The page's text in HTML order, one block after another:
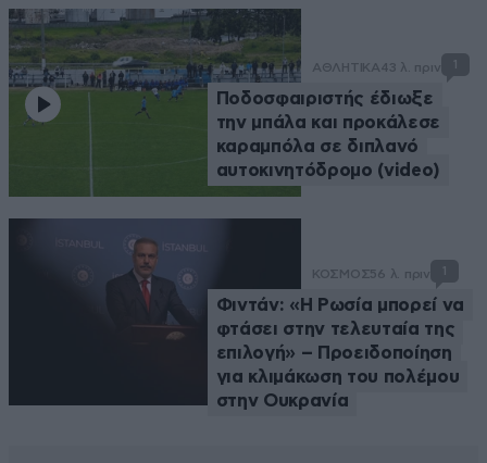
ΑΘΛΗΤΙΚΑ43 λ. πριν 1
Ποδοσφαιριστής έδιωξε
την μπάλα και προκάλεσε
καραμπόλα σε διπλανό
αυτοκινητόδρομο (video)
ΚΟΣΜΟΣ56 λ. πριν 1
Φιντάν: «Η Ρωσία μπορεί να
φτάσει στην τελευταία της
επιλογή» – Προειδοποίηση
για κλιμάκωση του πολέμου
στην Ουκρανία